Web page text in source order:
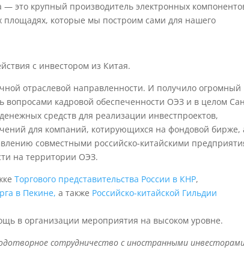
это крупный производитель электронных
площадях, которые мы построим сами для нашего
с инвестором из Китая.
отраслевой направленности. И получило огромный
вопросами кадровой обеспеченности ОЭЗ и в целом
средств для реализации инвестпроектов,
для компаний, котирующихся на фондовой бирже,
совместными российско-китайскими
на территории ОЭЗ.
Торгового представительства России в КНР,
в Пекине, а также Российско-китайской Гильдии
в организации мероприятия на высоком уровне.
сотрудничество с иностранными